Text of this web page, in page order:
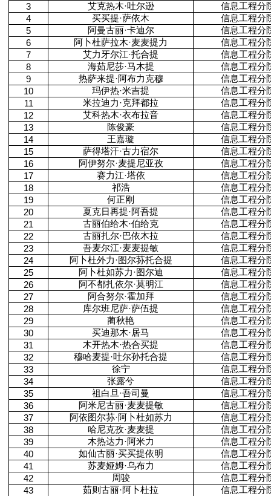
3
艾克热木·吐尔逊
信息工程分
4
买买提·萨依木
信息工程分
5
阿曼古丽·卡迪尔
信息工程分
6
阿卜杜萨拉木·麦麦提力
信息工程分
7
艾力牙尔江·托合提
信息工程分
8
海茹尼莎·马木提
信息工程分
9
热萨来提·阿布力克穆
信息工程分
10
玛伊热·米吉提
信息工程分
11
米拉迪力·克拜都拉
信息工程分
12
艾科热木·衣布拉音
信息工程分
13
陈俊豪
信息工程分
14
王嘉璇
信息工程分
15
萨得塔汗·古力宿尔
信息工程分
16
阿伊努尔·麦提尼亚孜
信息工程分
17
赛力江·塔依
信息工程分
18
祁浩
信息工程分
19
何正刚
信息工程分
20
夏克日再提·阿吾提
信息工程分
21
古丽伯给木·伯给克
信息工程分
22
古丽扎尔·巴依木拉
信息工程分
23
吾麦尔江·麦麦提敏
信息工程分
24
阿卜杜外力·图尔荪托合提
信息工程分
25
阿卜杜如苏力·图尔迪
信息工程分
26
阿不都扎依尔·莫明江
信息工程分
27
阿合努尔·霍加拜
信息工程分
28
库尔班尼萨·萨伍提
信息工程分
29
蔺秋艳
信息工程分
30
买迪那木·居马
信息工程分
31
木开热木·热合买提
信息工程分
32
穆哈麦提·吐尔孙托合提
信息工程分
33
徐宁
信息工程分
34
张露兮
信息工程分
35
祖白旦·吾司曼
信息工程分
36
阿米尼古丽·麦麦提敏
信息工程分
37
阿依图尔荪·阿卜杜如苏力
信息工程分
38
哈尼克孜·麦麦提
信息工程分
39
木热达力·阿米力
信息工程分
40
如仙古丽·买买提依明
信息工程分
41
苏麦娅姆·乌布力
信息工程分
42
周骏
信息工程分
43
茹则古丽·阿卜杜拉
信息工程分